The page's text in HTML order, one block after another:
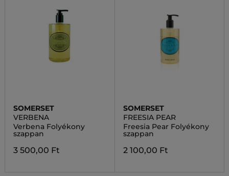
SOMERSET
VERBENA
Verbena Folyékony
szappan
3 500,00 Ft
SOMERSET
FREESIA PEAR
Freesia Pear Folyékony
szappan
2 100,00 Ft